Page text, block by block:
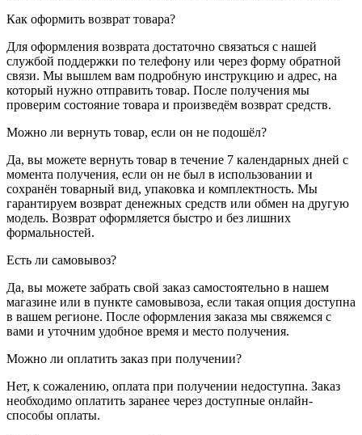
Как оформить возврат товара?
Для оформления возврата достаточно связаться с нашей
службой поддержки по телефону или через форму обратной
связи. Мы вышлем вам подробную инструкцию и адрес, на
который нужно отправить товар. После получения мы
проверим состояние товара и произведём возврат средств.
Можно ли вернуть товар, если он не подошёл?
Да, вы можете вернуть товар в течение 7 календарных дней с
момента получения, если он не был в использовании и
сохранён товарный вид, упаковка и комплектность. Мы
гарантируем возврат денежных средств или обмен на другую
модель. Возврат оформляется быстро и без лишних
формальностей.
Есть ли самовывоз?
Да, вы можете забрать свой заказ самостоятельно в нашем
магазине или в пункте самовывоза, если такая опция доступна
в вашем регионе. После оформления заказа мы свяжемся с
вами и уточним удобное время и место получения.
Можно ли оплатить заказ при получении?
Нет, к сожалению, оплата при получении недоступна. Заказ
необходимо оплатить заранее через доступные онлайн-
способы оплаты.